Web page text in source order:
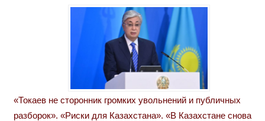
«Токаев не сторонник громких увольнений и публичных
разборок». «Риски для Казахстана». «В Казахстане снова